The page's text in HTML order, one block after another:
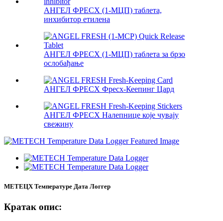
АНГЕЛ ФРЕСХ (1-МЦП) таблета,
инхибитор етилена
АНГЕЛ ФРЕСХ (1-МЦП) таблета за брзо
ослобађање
АНГЕЛ ФРЕСХ Фресх-Кеепинг Цард
АНГЕЛ ФРЕСХ Налепнице које чувају
свежину
МЕТЕЦХ Температуре Дата Логгер
Кратак опис: